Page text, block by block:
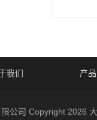
我们 产
公司 Copyright 2026